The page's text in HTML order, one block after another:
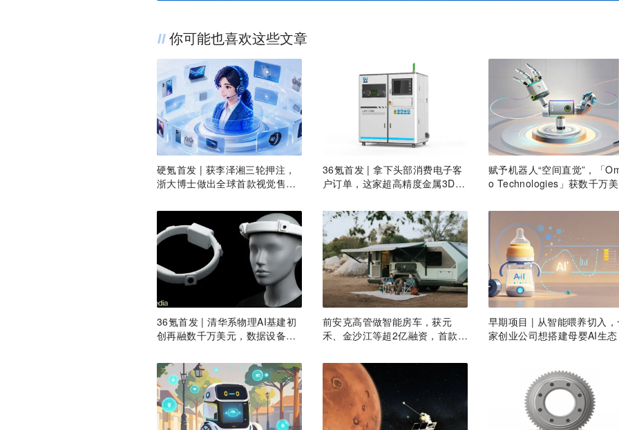
你可能也喜欢这些文章
硬氪首发 | 获李泽湘三轮押注，
浙大博士做出全球首款视觉售后
36氪首发 | 拿下头部消费电子客
户订单，这家超高精度金属3D打
赋予机器人“空间直觉”，「
o Technologies」获数千万
36氪首发 | 清华系物理AI基建初
创再融数千万美元，数据设备进
前安克高管做智能房车，获元
禾、金沙江等超2亿融资，首款产
早期项目 | 从智能喂养切入
家创业公司想搭建母婴AI生态